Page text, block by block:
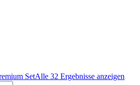
SetAlle 32 Ergebnisse anzeigen